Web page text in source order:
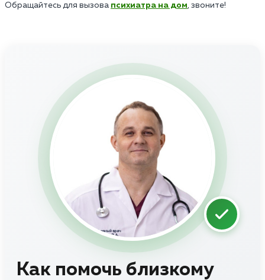
Обращайтесь для вызова психиатра на дом, звоните!
Как помочь близкому